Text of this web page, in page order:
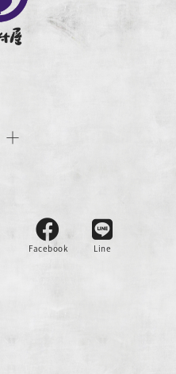
Facebook
Line